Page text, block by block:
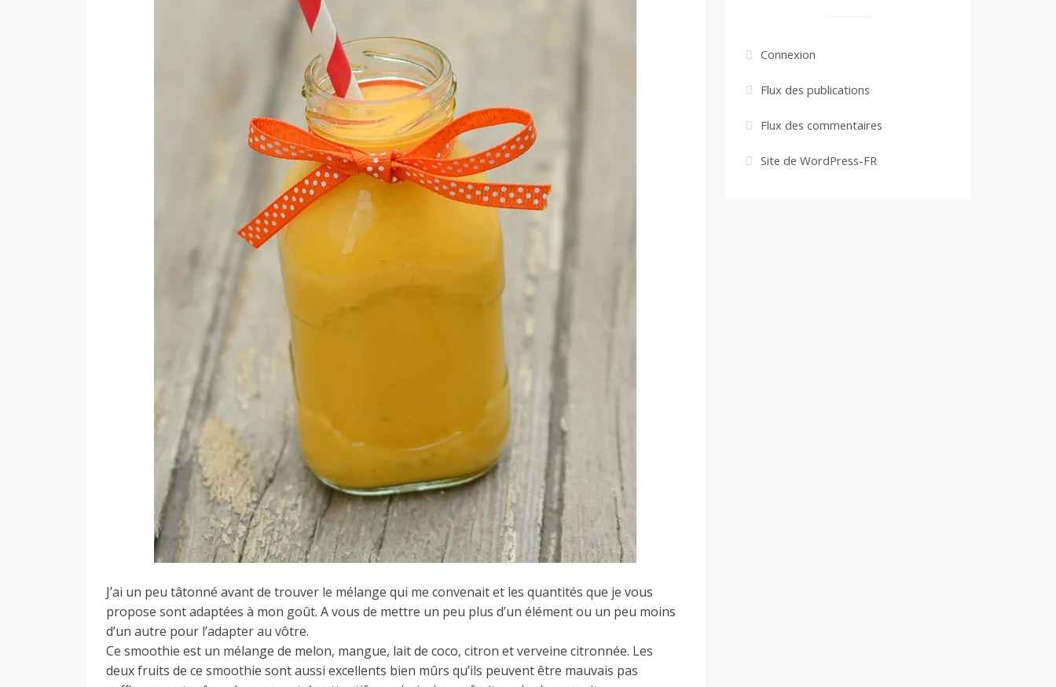
J’ai un peu tâtonné avant de trouver le mélange qui me convenait et les quantités que je vous
propose sont adaptées à mon goût. A vous de mettre un peu plus d’un élément ou un peu moins
d’un autre pour l’adapter au vôtre.
Ce smoothie est un mélange de melon, mangue, lait de coco, citron et verveine citronnée. Les
deux fruits de ce smoothie sont aussi excellents bien mûrs qu’ils peuvent être mauvais pas
Connexion
Flux des publications
Flux des commentaires
Site de WordPress-FR